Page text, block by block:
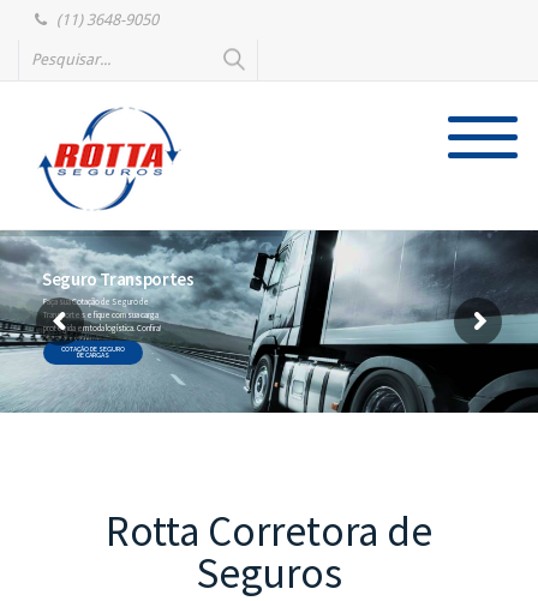
(11) 3648-9050
Seguro Transportes
Faça sua Cotação de Seguro de
Transportes e fique com sua carga
protegida em toda logística. Confira!
COTAÇÃO DE SEGURO
DE CARGAS
Rotta Corretora de
Seguros